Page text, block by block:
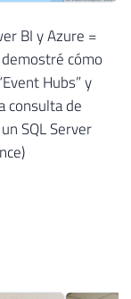
BI y Azure =
cómo
Hubs” y
consulta de
SQL Server